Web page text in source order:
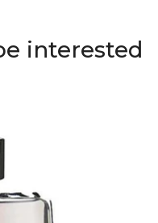
interested